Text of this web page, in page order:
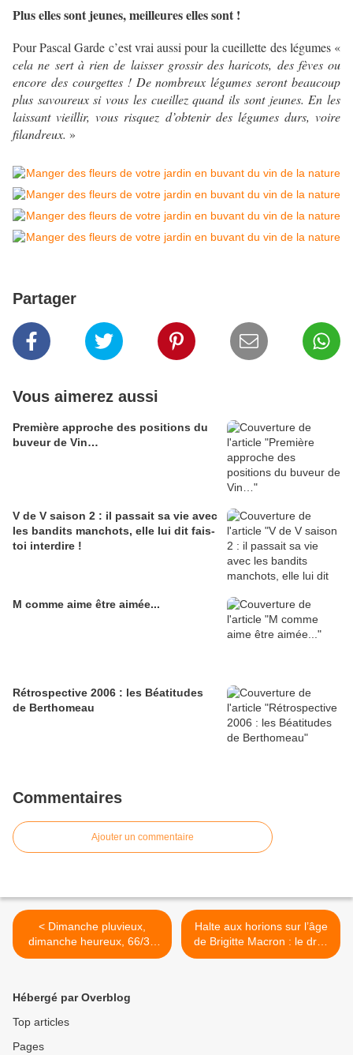
Plus elles sont jeunes, meilleures elles sont !
Pour Pascal Garde c’est vrai aussi pour la cueillette des légumes «
cela ne sert à rien de laisser grossir des haricots, des fèves ou
encore des courgettes ! De nombreux légumes seront beaucoup
plus savoureux si vous les cueillez quand ils sont jeunes. En les
laissant vieillir, vous risquez d’obtenir des légumes durs, voire
filandreux. »
Partager
Vous aimerez aussi
Première approche des positions du
buveur de Vin…
V de V saison 2 : il passait sa vie avec
les bandits manchots, elle lui dit fais-
toi interdire !
M comme aime être aimée...
Rétrospective 2006 : les Béatitudes
de Berthomeau
Commentaires
Ajouter un commentaire
< Dimanche pluvieux,
dimanche heureux, 66/34
une Présidentielle à 4 tours
Halte aux horions sur l’âge
de Brigitte Macron : le droit
d’aimer, rappelons le destin
Hébergé par Overblog
Top articles
Pages